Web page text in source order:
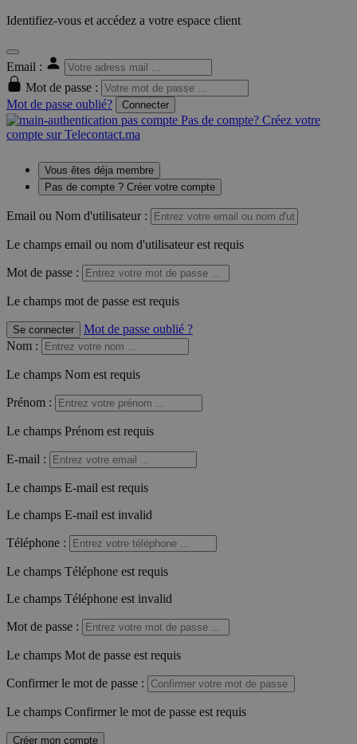
Identifiez-vous et accédez a votre espace client
Email :
Mot de passe :
Mot de passe oublié?
Connecter
Pas de compte? Créez votre
compte sur Telecontact.ma
Vous êtes déja membre
Pas de compte ? Créer votre compte
Email ou Nom d'utilisateur :
Le champs email ou nom d'utilisateur est requis
Mot de passe :
Le champs mot de passe est requis
Se connecter
Mot de passe oublié ?
Nom :
Le champs Nom est requis
Prénom :
Le champs Prénom est requis
E-mail :
Le champs E-mail est requis
Le champs E-mail est invalid
Téléphone :
Le champs Téléphone est requis
Le champs Téléphone est invalid
Mot de passe :
Le champs Mot de passe est requis
Confirmer le mot de passe :
Le champs Confirmer le mot de passe est requis
Créer mon compte